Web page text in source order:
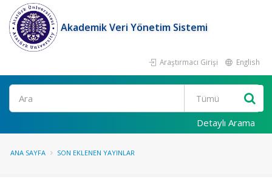
Akademik Veri Yönetim Sistemi
Araştırmacı Girişi English
Ara
Detaylı Arama
ANA SAYFA SON EKLENEN YAYINLAR